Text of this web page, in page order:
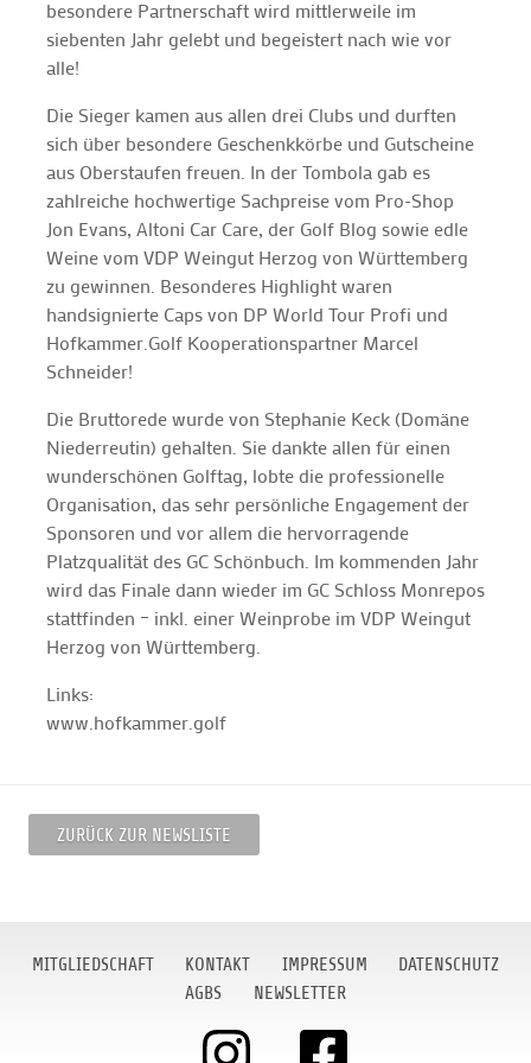
besondere Partnerschaft wird mittlerweile im
siebenten Jahr gelebt und begeistert nach wie vor
alle!
Die Sieger kamen aus allen drei Clubs und durften
sich über besondere Geschenkkörbe und Gutscheine
aus Oberstaufen freuen. In der Tombola gab es
zahlreiche hochwertige Sachpreise vom Pro-Shop
Jon Evans, Altoni Car Care, der Golf Blog sowie edle
Weine vom VDP Weingut Herzog von Württemberg
zu gewinnen. Besonderes Highlight waren
handsignierte Caps von DP World Tour Profi und
Hofkammer.Golf Kooperationspartner Marcel
Schneider!
Die Bruttorede wurde von Stephanie Keck (Domäne
Niederreutin) gehalten. Sie dankte allen für einen
wunderschönen Golftag, lobte die professionelle
Organisation, das sehr persönliche Engagement der
Sponsoren und vor allem die hervorragende
Platzqualität des GC Schönbuch. Im kommenden Jahr
wird das Finale dann wieder im GC Schloss Monrepos
stattfinden – inkl. einer Weinprobe im VDP Weingut
Herzog von Württemberg.
Links:
www.hofkammer.golf
ZURÜCK ZUR NEWSLISTE
MITGLIEDSCHAFT KONTAKT IMPRESSUM
DATENSCHUTZ
AGBS
NEWSLETTER